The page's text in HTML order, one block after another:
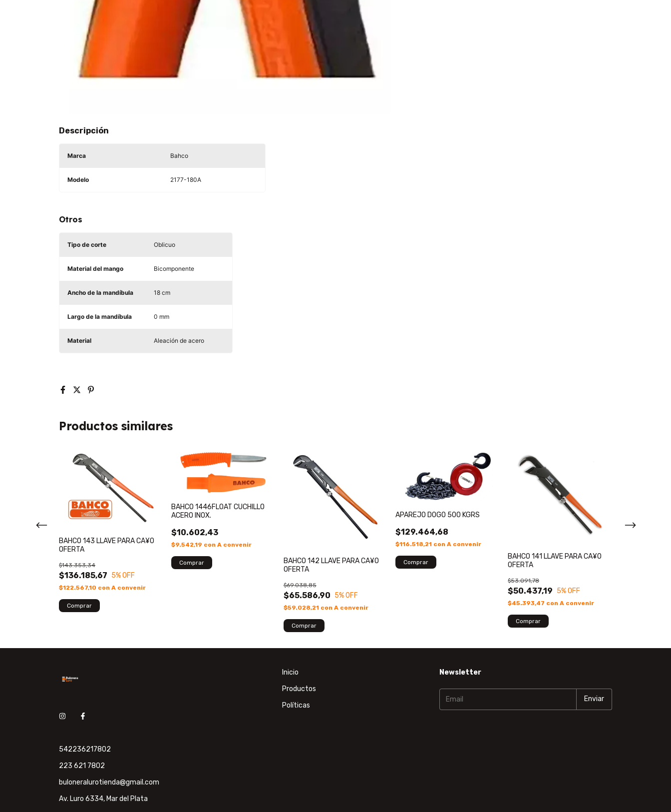
Descripción
Marca Bahco
Modelo 2177-180A
Otros
Tipo de corte Oblicuo
Material del mango Bicomponente
Ancho de la mandíbula 18 cm
Largo de la mandíbula 0 mm
Material Aleación de acero
Productos similares
BAHCO 143 LLAVE PARA CA¥O
OFERTA
$136.185,67
$143.353,34
5% OFF
$122.567,10 con A convenir
BAHCO 1446FLOAT CUCHILLO
ACERO INOX.
$10.602,43
$9.542,19 con A convenir
BAHCO 142 LLAVE PARA CA¥O
OFERTA
$65.586,90
$69.038,85
5% OFF
$59.028,21 con A convenir
APAREJO DOGO 500 KGRS
$129.464,68
$116.518,21 con A convenir
BAHCO 141 LLAVE PARA CA¥O
OFERTA
$50.437,19
$53.091,78
5% OFF
$45.393,47 con A convenir
542236217802
223 621 7802
buloneralurotienda@gmail.com
Av. Luro 6334, Mar del Plata
Inicio
Productos
Políticas
Newsletter